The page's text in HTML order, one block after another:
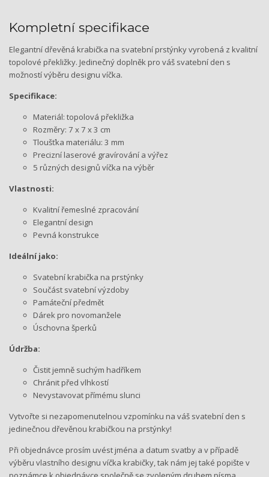
Kompletní specifikace
Elegantní dřevěná krabička na svatební prstýnky vyrobená z kvalitní
topolové překližky. Jedinečný doplněk pro váš svatební den s
možností výběru designu víčka.
Specifikace:
Materiál: topolová překližka
Rozměry: 7 x 7 x 3 cm
Tloušťka materiálu: 3 mm
Precizní laserové gravírování a výřez
5 různých designů víčka na výběr
Vlastnosti:
Kvalitní řemeslné zpracování
Elegantní design
Pevná konstrukce
Ideální jako:
Svatební krabička na prstýnky
Součást svatební výzdoby
Památeční předmět
Dárek pro novomanžele
Úschovna šperků
Údržba:
Čistit jemně suchým hadříkem
Chránit před vlhkostí
Nevystavovat přímému slunci
Vytvořte si nezapomenutelnou vzpomínku na váš svatební den s
jedinečnou dřevěnou krabičkou na prstýnky!
Při objednávce prosím uvést jména a datum svatby a v případě
výběru vlastního designu víčka krabičky, tak nám jej také popište v